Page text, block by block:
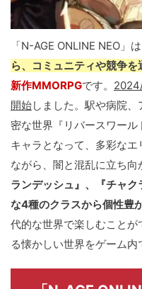
「N-AGE ONLINE NEO」は
ら、コミュニティや競争
新作MMORPGです。
開始しました。駅や病院
密な世界『リバースワー
キャラとなって、多彩な
ながら、闇と混乱に立ち向
ランデッシュ』、『チャ
な4種のクラスから個性豊
代的な世界で楽しむこと
る懐かしい世界をゲーム内